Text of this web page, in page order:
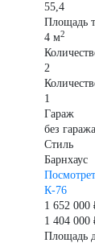
55,4
Площадь
4 м2
2
1
Гараж
без гаража
Стиль
Барнхаус
К-76
1 652 000
1 404 000
Площадь